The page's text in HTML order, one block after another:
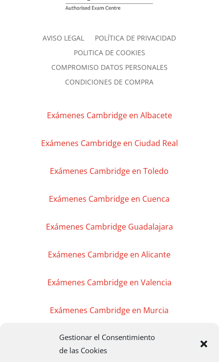
Gestionar el Consentimiento
de las Cookies
AVISO LEGAL
POLÍTICA DE PRIVACIDAD
POLITICA DE COOKIES
COMPROMISO DATOS PERSONALES
CONDICIONES DE COMPRA
Exámenes Cambridge en Albacete
Exámenes Cambridge en Ciudad Real
Exámenes Cambridge en Toledo
Exámenes Cambridge en Cuenca
Exámenes Cambridge Guadalajara
Exámenes Cambridge en Alicante
Exámenes Cambridge en Valencia
Exámenes Cambridge en Murcia
Exámenes Cambridge en Madrid